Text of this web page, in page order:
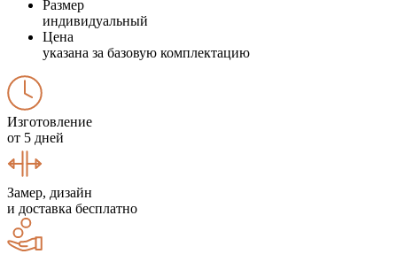
Размер
индивидуальный
Цена
указана за базовую комплектацию
Изготовление
от 5 дней
Замер, дизайн
и доставка бесплатно